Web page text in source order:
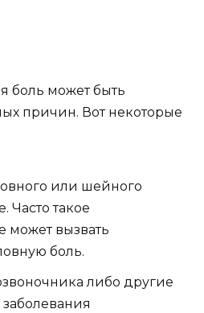
боль может быть
причин. Вот некоторые
или шейного
Часто такое
может вызвать
боль.
либо другие